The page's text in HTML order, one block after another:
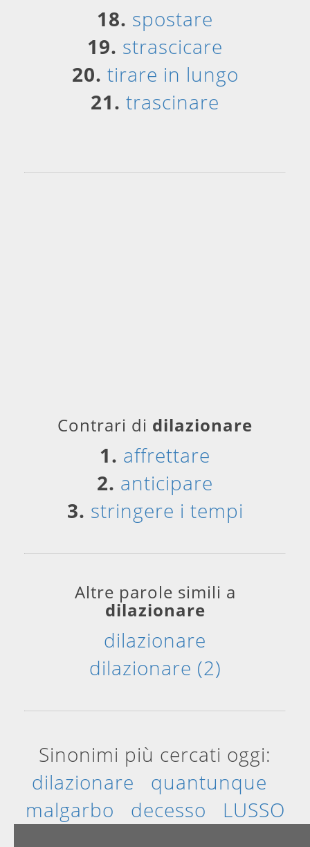
18. spostare
19. strascicare
20. tirare in lungo
21. trascinare
Contrari di dilazionare
1. affrettare
2. anticipare
3. stringere i tempi
Altre parole simili a
dilazionare
dilazionare
dilazionare (2)
Sinonimi più cercati oggi:
dilazionare
quantunque
malgarbo
decesso
LUSSO